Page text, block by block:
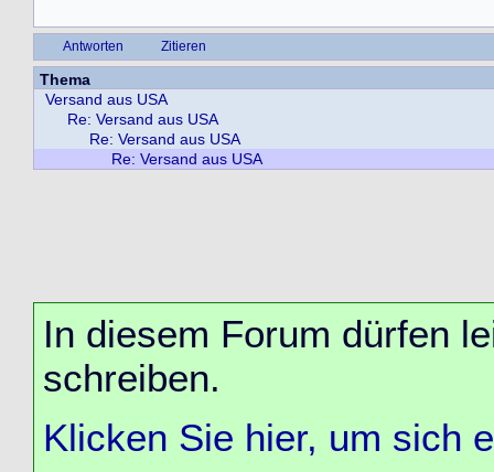
Antworten Zitieren
Thema
Versand aus USA
Re: Versand aus USA
Re: Versand aus USA
Re: Versand aus USA
In diesem Forum dürfen
schreiben.
Klicken Sie hier, um sich